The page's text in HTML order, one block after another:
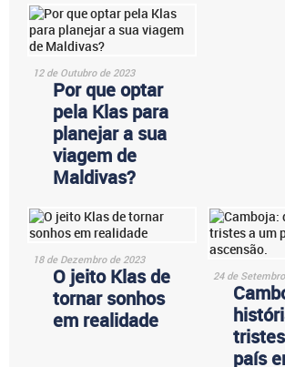
12 de Outubro de 2023
Por que optar
pela Klas para
planejar a sua
viagem de
Maldivas?
18 de Dezembro de 2023
O jeito Klas de
tornar sonhos
em realidade
24 de
país